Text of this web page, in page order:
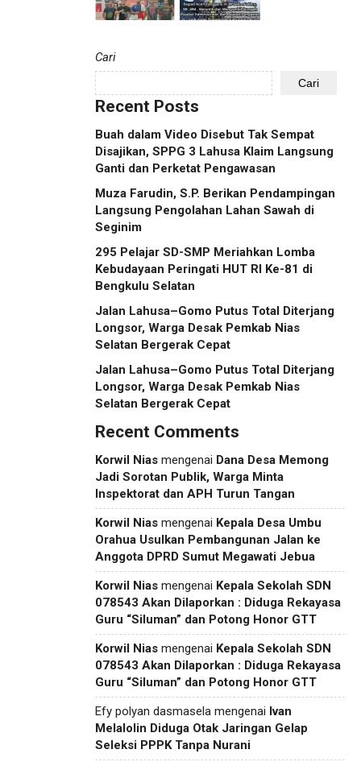
Cari
Cari
Recent Posts
Buah dalam Video Disebut Tak Sempat
Disajikan, SPPG 3 Lahusa Klaim Langsung
Ganti dan Perketat Pengawasan
Muza Farudin, S.P. Berikan Pendampingan
Langsung Pengolahan Lahan Sawah di
Seginim
295 Pelajar SD-SMP Meriahkan Lomba
Kebudayaan Peringati HUT RI Ke-81 di
Bengkulu Selatan
Jalan Lahusa–Gomo Putus Total Diterjang
Longsor, Warga Desak Pemkab Nias
Selatan Bergerak Cepat
Jalan Lahusa–Gomo Putus Total Diterjang
Longsor, Warga Desak Pemkab Nias
Selatan Bergerak Cepat
Recent Comments
Korwil Nias mengenai Dana Desa Memong
Jadi Sorotan Publik, Warga Minta
Inspektorat dan APH Turun Tangan
Korwil Nias mengenai Kepala Desa Umbu
Orahua Usulkan Pembangunan Jalan ke
Anggota DPRD Sumut Megawati Jebua
Korwil Nias mengenai Kepala Sekolah SDN
078543 Akan Dilaporkan : Diduga Rekayasa
Guru “Siluman” dan Potong Honor GTT
Korwil Nias mengenai Kepala Sekolah SDN
078543 Akan Dilaporkan : Diduga Rekayasa
Guru “Siluman” dan Potong Honor GTT
Efy polyan dasmasela mengenai Ivan
Melalolin Diduga Otak Jaringan Gelap
Seleksi PPPK Tanpa Nurani